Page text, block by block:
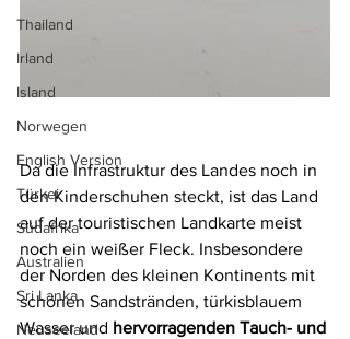
Thailand
Irland
Island
Norwegen
English Version
Türkei
Südafrika
Australien
Sri Lanka
Neuseeland
Da die Infrastruktur des Landes noch in
den Kinderschuhen steckt, ist das Land
auf der touristischen Landkarte meist
noch ein weißer Fleck. Insbesondere
der Norden des kleinen Kontinents mit
schönen Sandstränden, türkisblauem
Wasser und hervorragenden Tauch- und